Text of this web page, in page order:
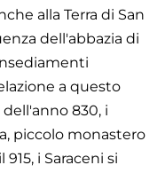
alla Terra di San
dell'abbazia di
a questo
830, i
piccolo monastero
915, i Saraceni si